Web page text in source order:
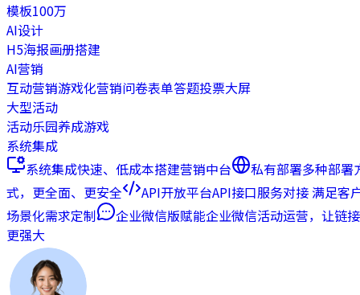
模板100万
AI设计
H5海报画册搭建
AI营销
互动营销游戏化营销问卷表单答题投票大屏
大型活动
活动乐园养成游戏
系统集成
系统集成快速、低成本搭建营销中台 私有部署多种部署
式，更全面、更安全
API开放平台API接口服务对接 满足客
场景化需求定制
企业微信版赋能企业微信活动运营，让链接
更强大